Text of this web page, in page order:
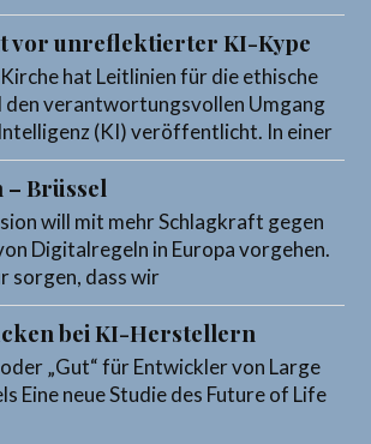
vor unreflektierter KI-Kype
hat Leitlinien für die ethische
den verantwortungsvollen Umgang
(KI) veröffentlicht. In einer
Brüssel
will mit mehr Schlagkraft gegen
Digitalregeln in Europa vorgehen.
sorgen, dass wir
bei KI-Herstellern
oder „Gut“ für Entwickler von Large
Eine neue Studie des Future of Life